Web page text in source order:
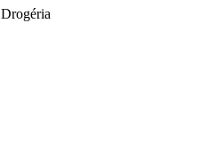
Drogéria